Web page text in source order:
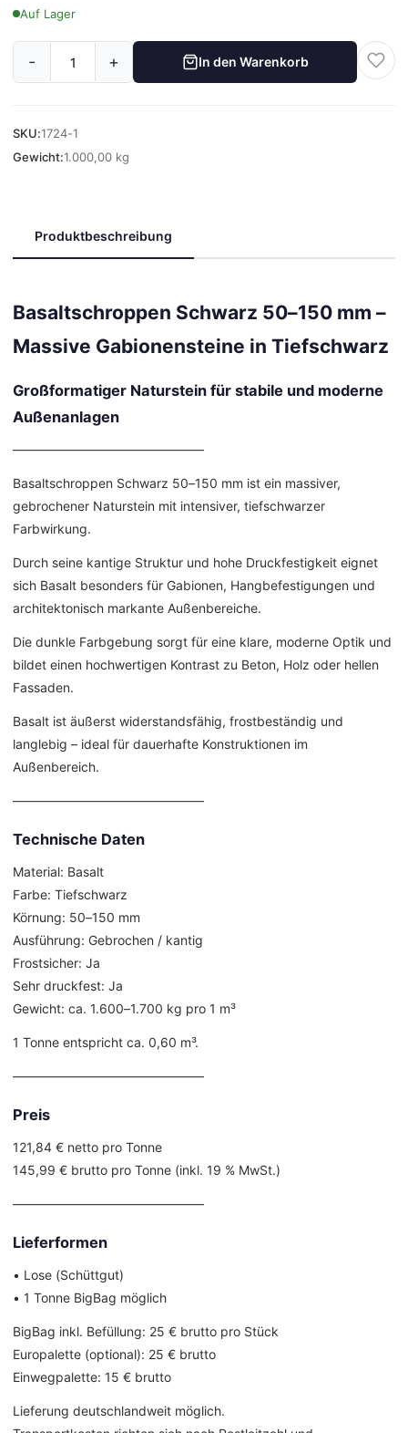
Auf Lager
- + In den Warenkorb
SKU:1724-1
Gewicht:1.000,00 kg
Produktbeschreibung
Basaltschroppen Schwarz 50–150 mm –
Massive Gabionensteine in Tiefschwarz
Großformatiger Naturstein für stabile und moderne
Außenanlagen
––––––––––––––––––––––––––––––
Basaltschroppen Schwarz 50–150 mm ist ein massiver,
gebrochener Naturstein mit intensiver, tiefschwarzer
Farbwirkung.
Durch seine kantige Struktur und hohe Druckfestigkeit eignet
sich Basalt besonders für Gabionen, Hangbefestigungen und
architektonisch markante Außenbereiche.
Die dunkle Farbgebung sorgt für eine klare, moderne Optik und
bildet einen hochwertigen Kontrast zu Beton, Holz oder hellen
Fassaden.
Basalt ist äußerst widerstandsfähig, frostbeständig und
langlebig – ideal für dauerhafte Konstruktionen im
Außenbereich.
––––––––––––––––––––––––––––––
Technische Daten
Material: Basalt
Farbe: Tiefschwarz
Körnung: 50–150 mm
Ausführung: Gebrochen / kantig
Frostsicher: Ja
Sehr druckfest: Ja
Gewicht: ca. 1.600–1.700 kg pro 1 m³
1 Tonne entspricht ca. 0,60 m³.
––––––––––––––––––––––––––––––
Preis
121,84 € netto pro Tonne
145,99 € brutto pro Tonne (inkl. 19 % MwSt.)
––––––––––––––––––––––––––––––
Lieferformen
• Lose (Schüttgut)
• 1 Tonne BigBag möglich
BigBag inkl. Befüllung: 25 € brutto pro Stück
Europalette (optional): 25 € brutto
Einwegpalette: 15 € brutto
Lieferung deutschlandweit möglich.